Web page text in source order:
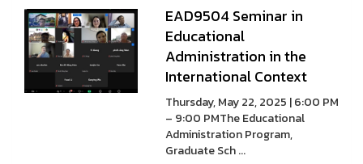
EAD9504 Seminar in
Educational
Administration in the
International Context
Thursday, May 22, 2025 | 6:00 PM
– 9:00 PMThe Educational
Administration Program,
Graduate Sch ...